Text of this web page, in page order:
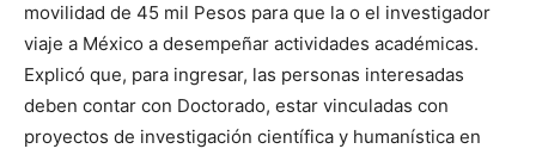
movilidad de 45 mil Pesos para que la o el investigador
viaje a México a desempeñar actividades académicas.
Explicó que, para ingresar, las personas interesadas
deben contar con Doctorado, estar vinculadas con
proyectos de investigación científica y humanística en